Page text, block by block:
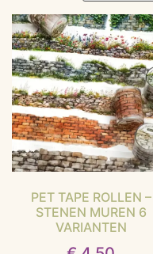
PET TAPE ROLLEN –
STENEN MUREN 6
VARIANTEN